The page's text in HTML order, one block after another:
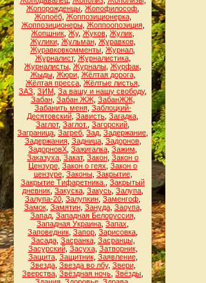
Жопорожденцы Жопофилософ
Жопоёб, Жоппозиционерка,
Жоппозиционеры, Жоппоопозиция,
Жопшник Жу, Жуков Жулик
Жулики, Жульман, Журавков,
Журавковкомменты Журнал
Журналист, Журналистика,
Журналисты Журналы Журфак
Жыды, Жюри, Жёлтая дорога,
Жёлтая пресса Жёлтые листья
ЗАЗ ЗИМ За вашу и нашу свободу,
Забан, Забан ЖЖ, ЗабанЖЖ,
Забанить меня, Заблоцкий-
Десятовский Зависть Загадка
Заглот, Заглот. Загорский
Заграница Загреб Зад Задержание
Задержания, Задница, Задорнов,
ЗадорновХ Зажигалка Зажим
Заказуха Закат, Закон Закон о
Цензуре Закон о геях Закон о
цензуре, Законы, Закрытие,
Закрытие Тифаретника.
Закрытый
дневник Закуска Закусь Залупа
Залупа-20 Залупкин Заменгоф
Замок, Замятин, Зануда, Заоупа,
Запад, Западная Белоруссия,
Западная Украина Запах
Заповедник Запор Зарисовка
Засада, Засранка, Засранцы,
Засурский, Засуха, Затворник,
Защита, Защитник, Заявление,
Звезда, Звезда во лбу, Звери,
Зверства Звёздная ночь Звёзды